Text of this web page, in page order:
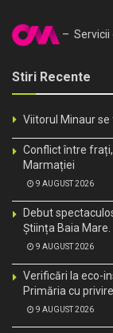
– Servicii
Stiri Recente
Viitorul Minaur
Conflict între
Marmației
9 AUGUST 2026
Debut
Știința Baia
9 AUGUST 2026
Verificări la eco-
Primăria cu
9 AUGUST 2026